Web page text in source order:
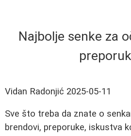
Najbolje senke za
Vidan Radonjić 2025-05-11
Sve što treba da znate o
brendovi, preporuke, iskustva